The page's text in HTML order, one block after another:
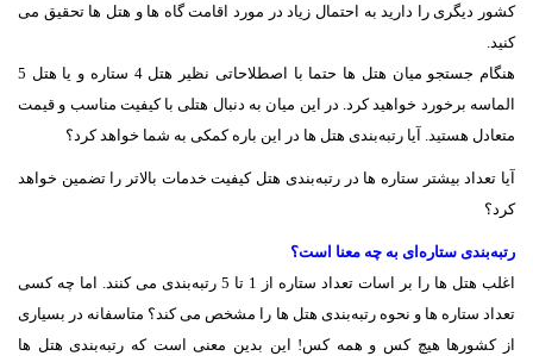
کشور دیگری را دارید به احتمال زیاد در مورد اقامت گاه ها و هتل ها تحقیق می
کنید.
هنگام جستجو میان هتل ها حتما با اصطلاحاتی نظیر هتل 4 ستاره و یا هتل 5
الماسه برخورد خواهید کرد. در این میان به دنبال هتلی با کیفیت مناسب و قیمت
متعادل هستید. آیا رتبه‌بندی هتل ها در این باره کمکی به شما خواهد کرد؟
آیا تعداد بیشتر ستاره ها در رتبه‌بندی هتل کیفیت خدمات بالاتر را تضمین خواهد
کرد؟
رتبه‌بندی ستاره‌ای به چه معنا است؟
اغلب هتل ها را بر اسات تعداد ستاره از 1 تا 5 رتبه‌بندی می کنند. اما چه کسی
تعداد ستاره ها و نحوه رتبه‌بندی هتل ها را مشخص می کند؟ متاسفانه در بسیاری
از کشورها هیچ کس و همه کس! این بدین معنی است که رتبه‌بندی هتل ها